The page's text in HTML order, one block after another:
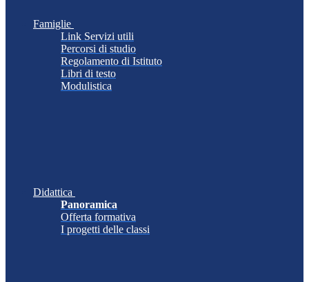
Famiglie
Link Servizi utili
Percorsi di studio
Regolamento di Istituto
Libri di testo
Modulistica
Didattica
Panoramica
Offerta formativa
I progetti delle classi